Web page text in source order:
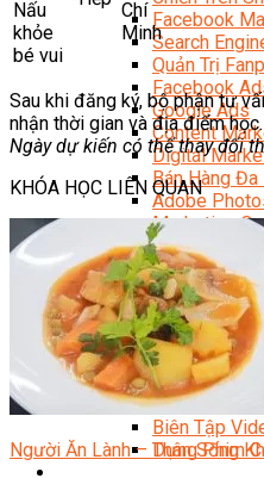
Facebook
Search
Quản Trị
Facebook
Google Ads
Content
Digital
Bán Hàng Đa
Adobe
Marketing
Marketing
Chuyên Đề
Media Production
Chuyên Viên
Truyền
Media
Nhiếp Ảnh
Sản Xuất
Biên Tập
Dựng Phim
Nấu
khỏe
bé vui
Chí
Minh
Sau khi đăng ký, bộ phận tư
nhận thời gian và địa điểm học.
Ngày dự kiến có thể thay đổi
KHÓA HỌC LIÊN QUAN
Người Ăn Lành – Thân Sống